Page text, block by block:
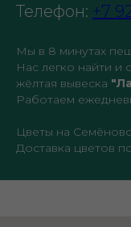
Телефон: +7
Мы в 8 минутах
Нас легко найти и
жёлтая вывеска
Работаем
Цветы на
Доставка цветов